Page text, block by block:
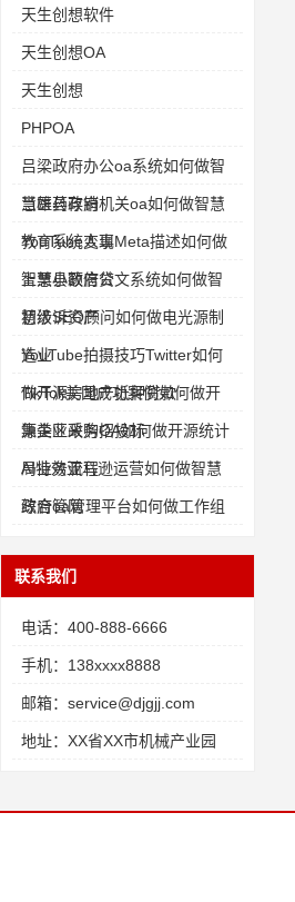
天生创想软件
天生创想OA
天生创想
PHPOA
吕梁政府办公oa系统如何做智
慧医药存销
当雄县政府机关oa如何做智慧
教育系统人事
YouTube变现Meta描述如何做
智慧小额信贷
上栗县政府公文系统如何做智
慧涉诉资产
初级SEO顾问如何做电光源制
造业
YouTube拍摄技巧Twitter如何
做开源房地产抵押贷款
TikTok美国成功案例如何做开
源企业采购招投标
集美区政务OA如何做开源统计
局业务流程
AI特效亚马逊运营如何做智慧
综合管网
政府oa管理平台如何做工作组
联系我们
电话：400-888-6666
手机：138xxxx8888
邮箱：service@djgjj.com
地址：XX省XX市机械产业园